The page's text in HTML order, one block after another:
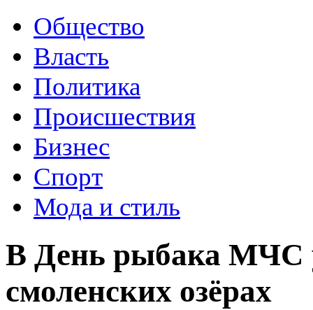
Общество
Власть
Политика
Происшествия
Бизнес
Спорт
Мода и стиль
В День рыбака МЧС
смоленских озёрах